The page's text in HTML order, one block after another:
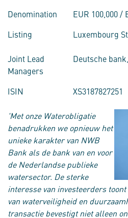
Denomination
EUR 100,000 /
Listing
Luxembourg
Joint Lead
Managers
Deutsche
ISIN XS3187827251
'Met onze Waterobligatie
benadrukken we opnieuw het
unieke karakter van NWB
Bank als de bank van en voor
de Nederlandse publieke
watersector. De sterke
interesse van investeerders
van waterveiligheid en
transactie bevestigt niet alleen